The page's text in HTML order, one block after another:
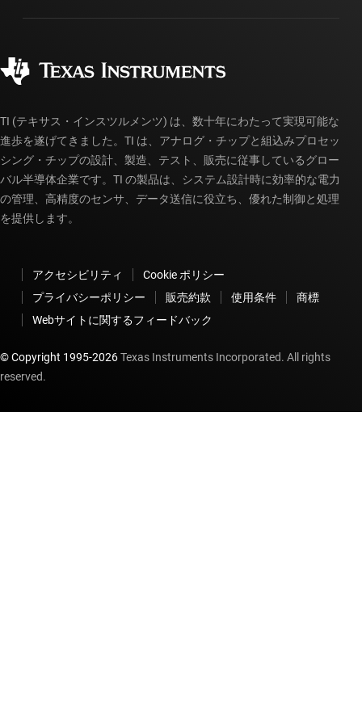
製造
myTI アカウントの FAQ
ご注文に関する FAQ
TI (テキサス・インスツルメンツ) は、数十年にわたって実現可能な
進歩を遂げてきました。TI は、アナログ・チップと組込みプロセッ
シング・チップの設計、製造、テスト、販売に従事しているグロー
バル半導体企業です。TI の製品は、システム設計時に効率的な電力
の管理、高精度のセンサ、データ送信に役立ち、優れた制御と処理
を提供します。
アクセシビリティ
Cookie ポリシー
プライバシーポリシー
販売約款 使用条件
商標
Webサイトに関するフィードバック
© Copyright 1995-2026Texas Instruments Incorporated. All rights
reserved.